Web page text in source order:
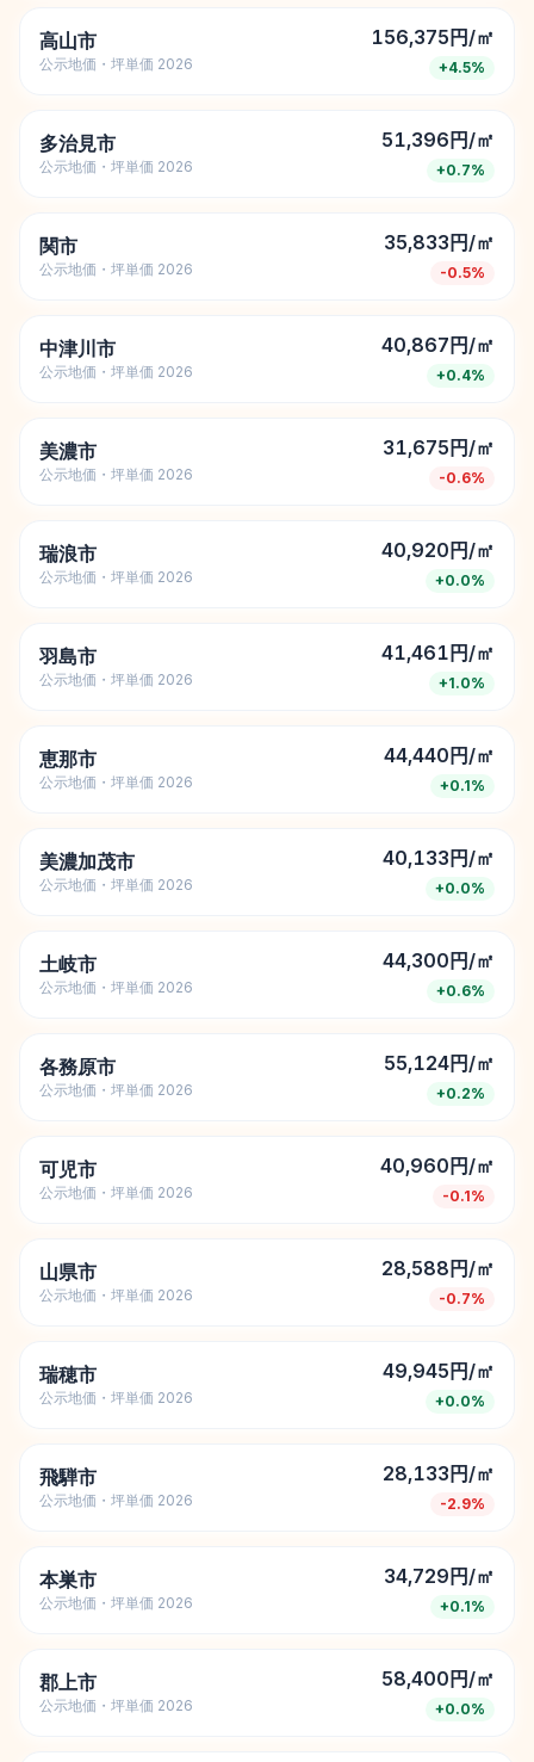
高山市
公示地価・坪単価 2026
156,375円/㎡
+4.5%
多治見市
公示地価・坪単価 2026
51,396円/㎡
+0.7%
関市
公示地価・坪単価 2026
35,833円/㎡
-0.5%
中津川市
公示地価・坪単価 2026
40,867円/㎡
+0.4%
美濃市
公示地価・坪単価 2026
31,675円/㎡
-0.6%
瑞浪市
公示地価・坪単価 2026
40,920円/㎡
+0.0%
羽島市
公示地価・坪単価 2026
41,461円/㎡
+1.0%
恵那市
公示地価・坪単価 2026
44,440円/㎡
+0.1%
美濃加茂市
公示地価・坪単価 2026
40,133円/㎡
+0.0%
土岐市
公示地価・坪単価 2026
44,300円/㎡
+0.6%
各務原市
公示地価・坪単価 2026
55,124円/㎡
+0.2%
可児市
公示地価・坪単価 2026
40,960円/㎡
-0.1%
山県市
公示地価・坪単価 2026
28,588円/㎡
-0.7%
瑞穂市
公示地価・坪単価 2026
49,945円/㎡
+0.0%
飛騨市
公示地価・坪単価 2026
28,133円/㎡
-2.9%
本巣市
公示地価・坪単価 2026
34,729円/㎡
+0.1%
郡上市
公示地価・坪単価 2026
58,400円/㎡
+0.0%